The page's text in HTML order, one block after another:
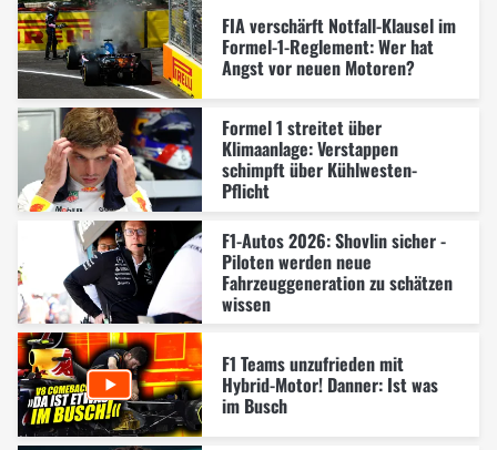
FIA verschärft Notfall-Klausel im
Formel-1-Reglement: Wer hat
Angst vor neuen Motoren?
Formel 1 streitet über
Klimaanlage: Verstappen
schimpft über Kühlwesten-
Pflicht
F1-Autos 2026: Shovlin sicher -
Piloten werden neue
Fahrzeuggeneration zu schätzen
wissen
F1 Teams unzufrieden mit
Hybrid-Motor! Danner: Ist was
im Busch